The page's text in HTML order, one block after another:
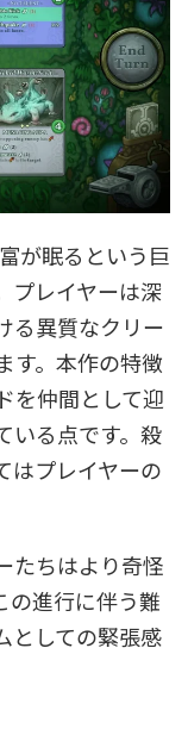
が眠るという巨
レイヤーは深
る異質なクリー
す。本作の特徴
を仲間として迎
いる点です。殺
はプレイヤーの
たちはより奇怪
の進行に伴う難
としての緊張感